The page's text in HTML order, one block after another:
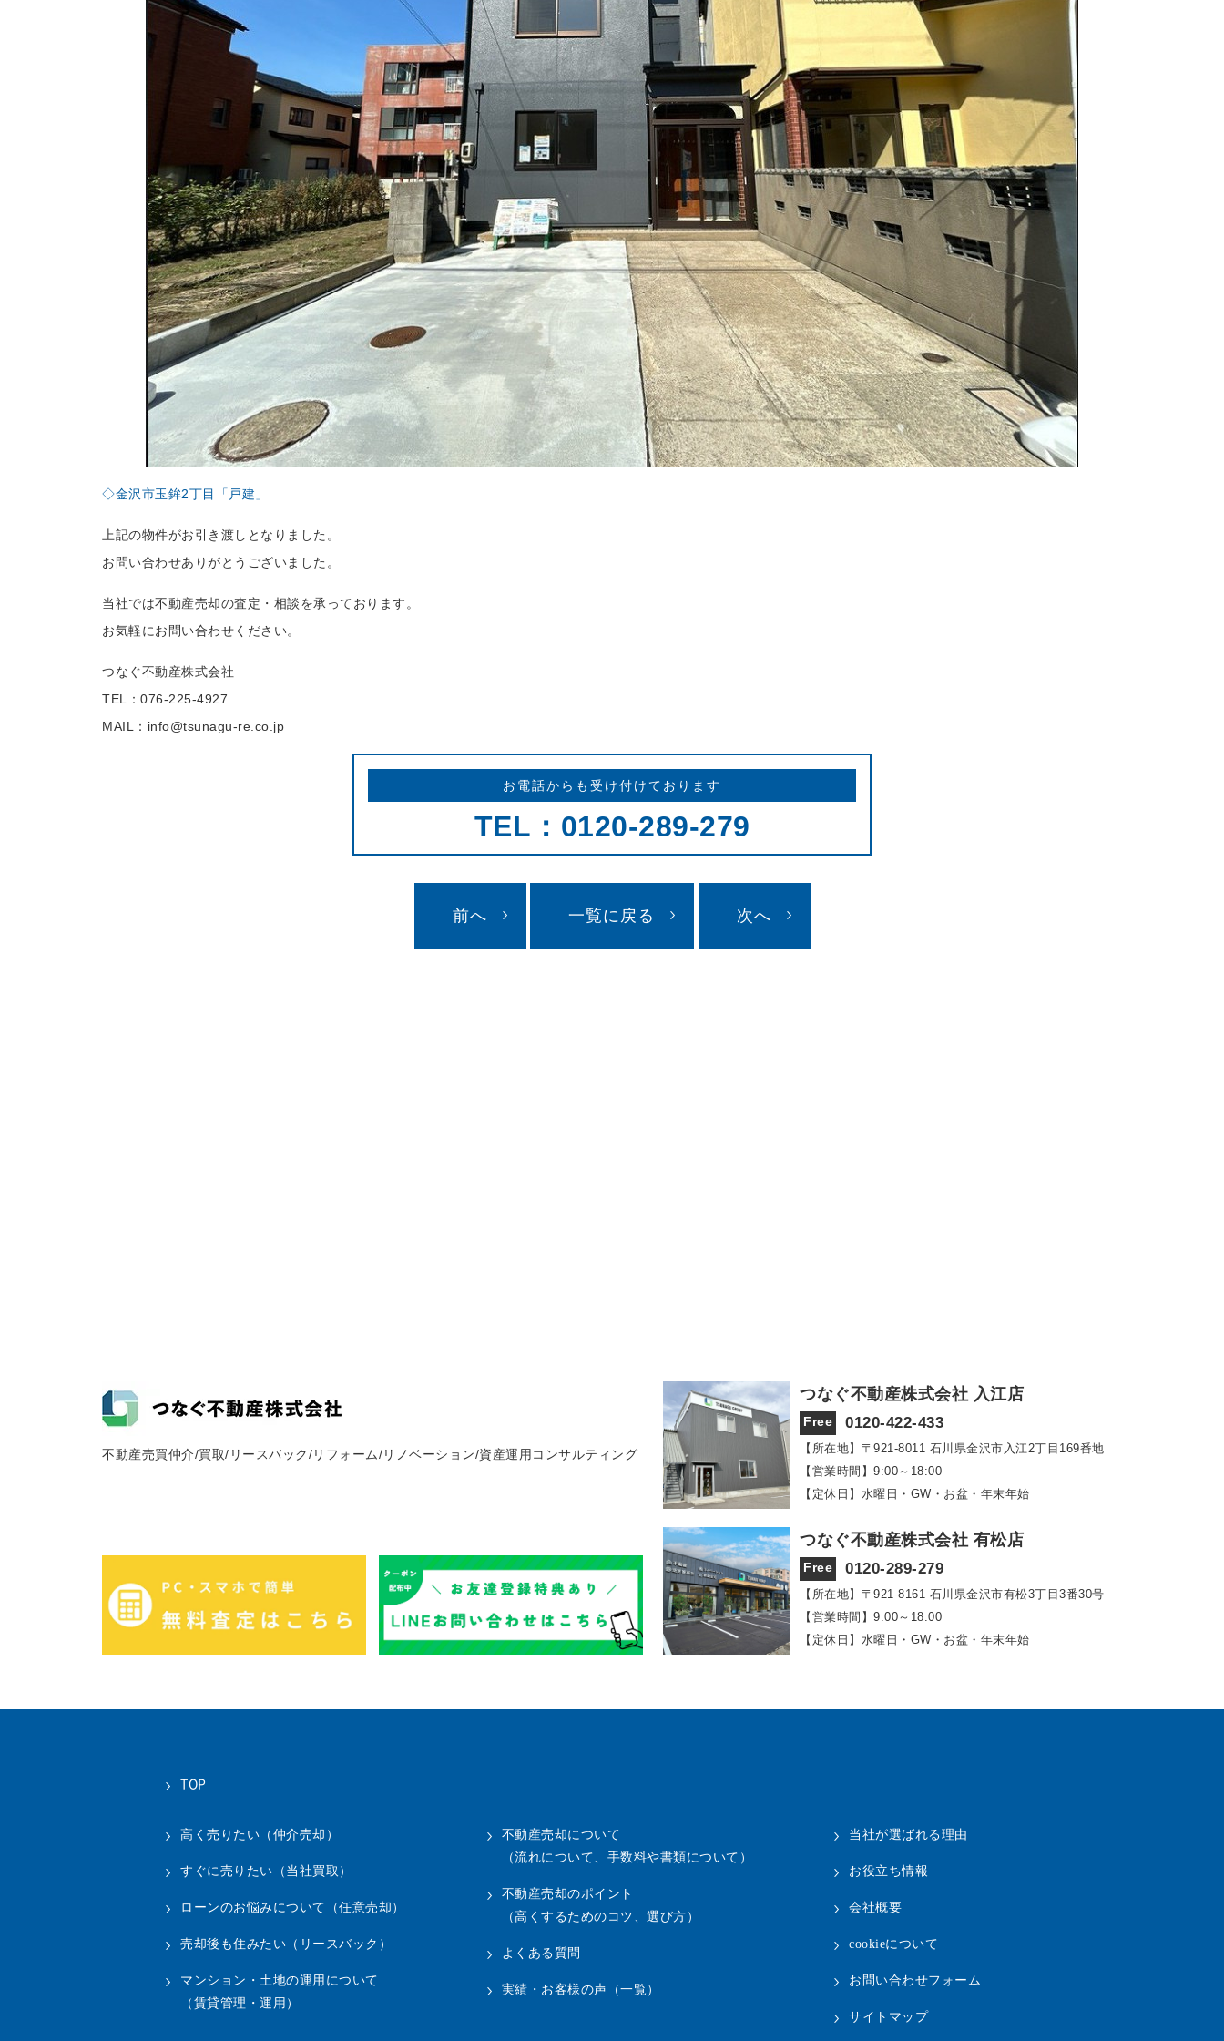
◇金沢市玉鉾2丁目「戸建」
上記の物件がお引き渡しとなりました。
お問い合わせありがとうございました。
当社では不動産売却の査定・相談を承っております。
お気軽にお問い合わせください。
つなぐ不動産株式会社
TEL：076-225-4927
MAIL：info@tsunagu-re.co.jp
お電話からも受け付けております
TEL：0120-289-279
前へ 一覧に戻る 次へ
不動産売買仲介/買取/リースバック/リフォーム/リノベーション/資産運用コンサルティング
つなぐ不動産株式会社 入江店
Free 0120-422-433
【所在地】〒921‐8011 石川県金沢市入江2丁目169番地
【営業時間】9:00～18:00
【定休日】水曜日・GW・お盆・年末年始
つなぐ不動産株式会社 有松店
Free 0120-289-279
【所在地】〒921‐8161 石川県金沢市有松3丁目3番30号
【営業時間】9:00～18:00
【定休日】水曜日・GW・お盆・年末年始
TOP
高く売りたい（仲介売却）
すぐに売りたい（当社買取）
ローンのお悩みについて（任意売却）
売却後も住みたい（リースバック）
マンション・土地の運用について
（賃貸管理・運用）
不動産売却について
（流れについて、手数料や書類について）
不動産売却のポイント
（高くするためのコツ、選び方）
よくある質問
実績・お客様の声（一覧）
当社が選ばれる理由
お役立ち情報
会社概要
cookieについて
お問い合わせフォーム
サイトマップ